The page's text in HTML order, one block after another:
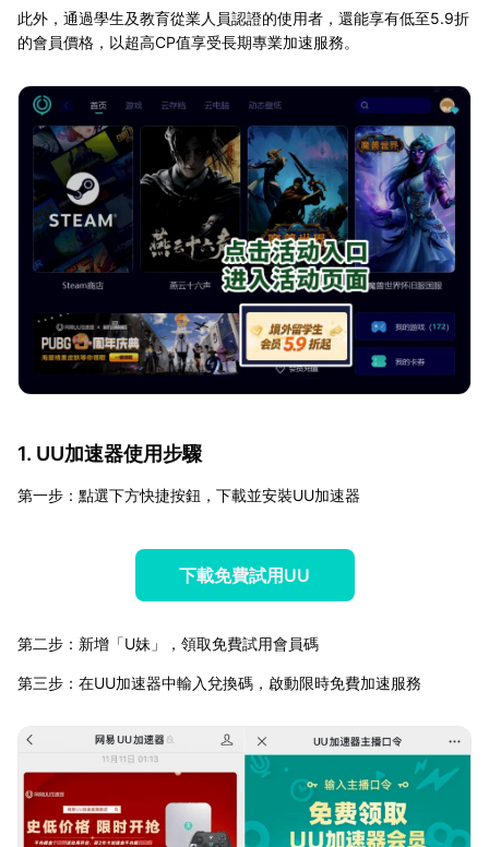
此外，通過學生及教育從業人員認證的使用者，還能享有低至5.9折
的會員價格，以超高CP值享受長期專業加速服務。
1. UU加速器使用步驟
第一步：點選下方快捷按鈕，下載並安裝UU加速器
下載免費試用UU
第二步：新增「U妹」，領取免費試用會員碼
第三步：在UU加速器中輸入兌換碼，啟動限時免費加速服務